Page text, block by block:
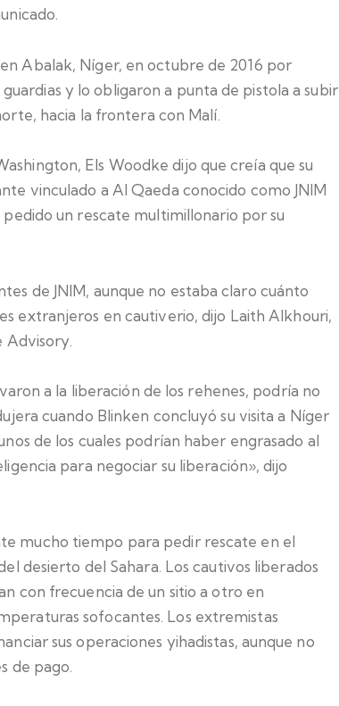
Abalak, Níger, en octubre de 2016 por
y lo obligaron a punta de pistola a subir
hacia la frontera con Malí.
Els Woodke dijo que creía que su
vinculado a Al Qaeda conocido como JNIM
un rescate multimillonario por su
de JNIM, aunque no estaba claro cuánto
extranjeros en cautiverio, dijo Laith Alkhouri,
Advisory.
a la liberación de los rehenes, podría no
cuando Blinken concluyó su visita a Níger
de los cuales podrían haber engrasado al
para negociar su liberación», dijo
mucho tiempo para pedir rescate en el
desierto del Sahara. Los cautivos liberados
con frecuencia de un sitio a otro en
sofocantes. Los extremistas
sus operaciones yihadistas, aunque no
de pago.